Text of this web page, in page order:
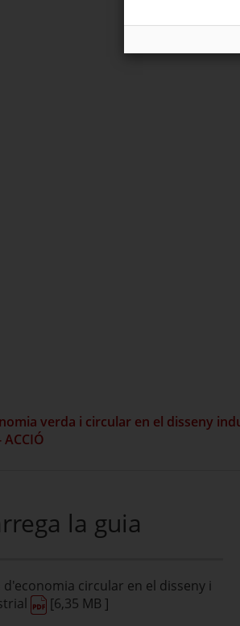
verda i circular en el disseny
la guia
d'economia circular en el disseny i
[6,35 MB ]